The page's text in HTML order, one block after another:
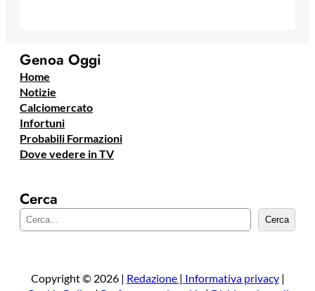
Genoa Oggi
Home
Notizie
Calciomercato
Infortuni
Probabili Formazioni
Dove vedere in TV
Cerca
e
a
Cerca
Copyright © 2026 | Redazione | Informativa privacy|